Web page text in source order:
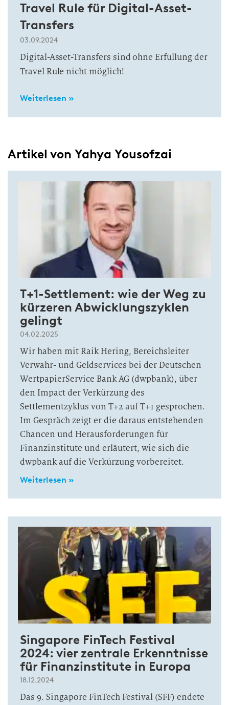
Travel Rule für Digital-Asset-
Transfers
03.09.2024
Digital-Asset-Transfers sind ohne Erfüllung der
Travel Rule nicht möglich!
Weiterlesen »
Artikel von Yahya Yousofzai
T+1-Settlement: wie der Weg zu
kürzeren Abwicklungszyklen
gelingt
04.02.2025
Wir haben mit Raik Hering, Bereichsleiter
Verwahr- und Geldservices bei der Deutschen
WertpapierService Bank AG (dwpbank), über
den Impact der Verkürzung des
Settlementzyklus von T+2 auf T+1 gesprochen.
Im Gespräch zeigt er die daraus entstehenden
Chancen und Herausforderungen für
Finanzinstitute und erläutert, wie sich die
dwpbank auf die Verkürzung vorbereitet.
Weiterlesen »
Singapore FinTech Festival
2024: vier zentrale Erkenntnisse
für Finanzinstitute in Europa
18.12.2024
Das 9. Singapore FinTech Festival (SFF) endete